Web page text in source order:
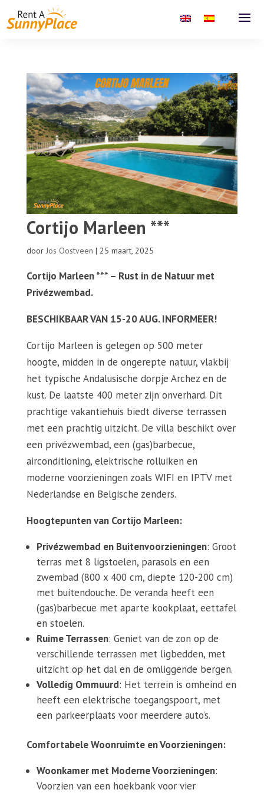
Cortijo Marleen ***
door Jos Oostveen | 25 maart, 2025
Cortijo Marleen *** – Rust in de Natuur met
Privézwembad.
BESCHIKBAAR VAN 15-20 AUG. INFORMEER!
Cortijo Marleen is gelegen op 500 meter
hoogte, midden in de ongerepte natuur, vlakbij
het typische Andalusische dorpje Archez en de
kust. De laatste 400 meter zijn onverhard. Dit
prachtige vakantiehuis biedt diverse terrassen
met een prachtig uitzicht. De villa beschikt over
een privézwembad, een (gas)barbecue,
airconditioning, elektrische rolluiken en
moderne voorzieningen zoals WIFI en IPTV met
Nederlandse en Belgische zenders.
Hoogtepunten van Cortijo Marleen:
Privézwembad en Buitenvoorzieningen: Groot
terras met 8 ligstoelen, parasols en een
zwembad (800 x 400 cm, diepte 120-200 cm)
met buitendouche. De veranda heeft een
(gas)barbecue met aparte kookplaat, eettafel
en stoelen.
Ruime Terrassen: Geniet van de zon op de
verschillende terrassen met ligbedden, met
uitzicht op het dal en de omliggende bergen.
Volledig Ommuurd: Het terrein is omheind en
heeft een elektrische toegangspoort, met
een parkeerplaats voor meerdere auto’s.
Comfortabele Woonruimte en Voorzieningen:
Woonkamer met Moderne Voorzieningen:
Voorzien van een hoekbank voor vier